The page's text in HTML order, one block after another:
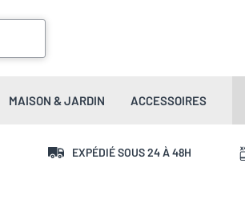
MAISON & JARDIN ACCESSOIRES
EXPÉDIÉ SOUS 24 À 48H